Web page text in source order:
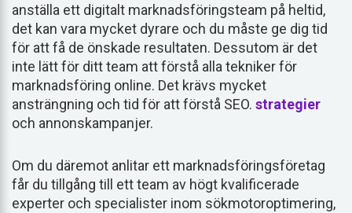
anställa ett digitalt marknadsföringsteam på heltid,
det kan vara mycket dyrare och du måste ge dig tid
för att få de önskade resultaten. Dessutom är det
inte lätt för ditt team att förstå alla tekniker för
marknadsföring online. Det krävs mycket
ansträngning och tid för att förstå SEO. strategier
och annonskampanjer.
Om du däremot anlitar ett marknadsföringsföretag
får du tillgång till ett team av högt kvalificerade
experter och specialister inom sökmotoroptimering,